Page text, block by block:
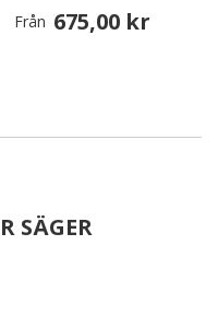
Från 675,00 kr
SÄGER